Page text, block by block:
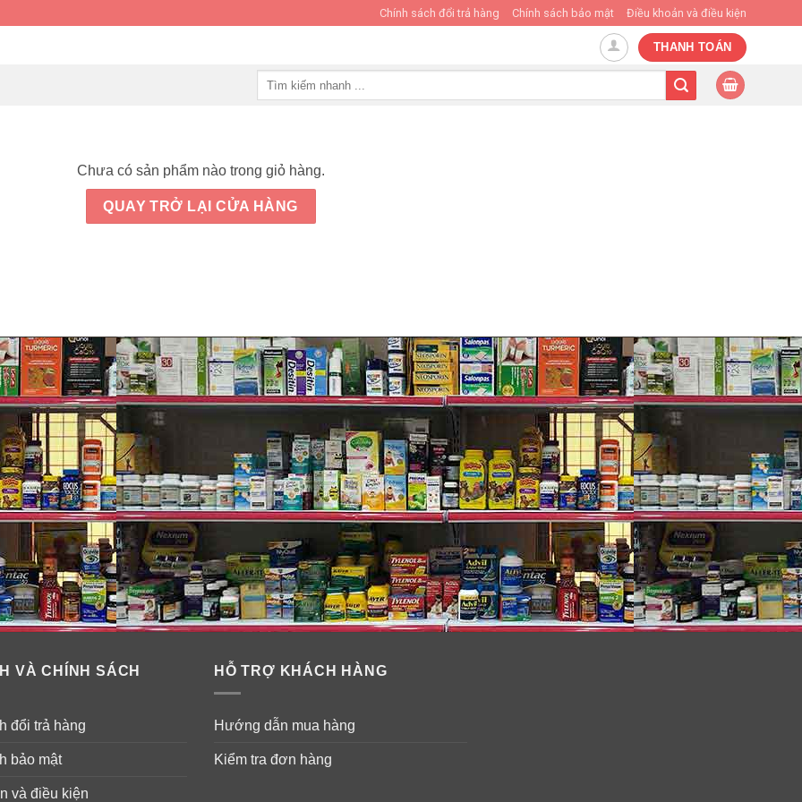
Chính sách đổi trả hàng Chính sách bảo mật Điều khoản và điều kiện
THANH TOÁN
Chưa có sản phẩm nào trong giỏ hàng.
QUAY TRỞ LẠI CỬA HÀNG
VÀ CHÍNH SÁCH
đổi trả hàng
bảo mật
và điều kiện
HỖ TRỢ KHÁCH HÀNG
Hướng dẫn mua hàng
Kiểm tra đơn hàng